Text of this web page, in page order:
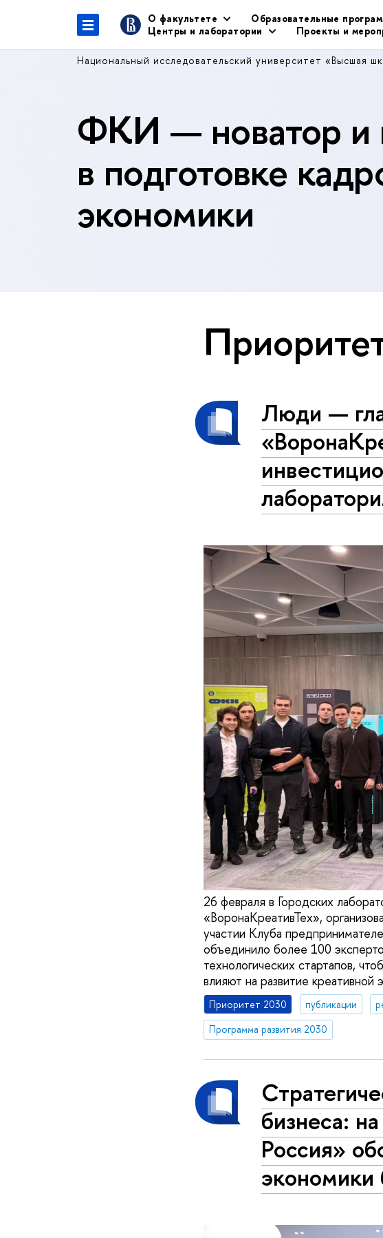
О факультете Образовательные
Центры и лаборатории
Проекты и
Национальный исследовательский университет «Высшая
ФКИ — новатор и
в подготовке
экономики
Люди —
26 февраля в Городских
«ВоронаКреативТех»,
участии Клуба
объединило более 100
технологических стартапов,
влияют на развитие креативной
Приоритет 2030 публикации
Программа развития 2030
бизнеса:
Россия»
экономики